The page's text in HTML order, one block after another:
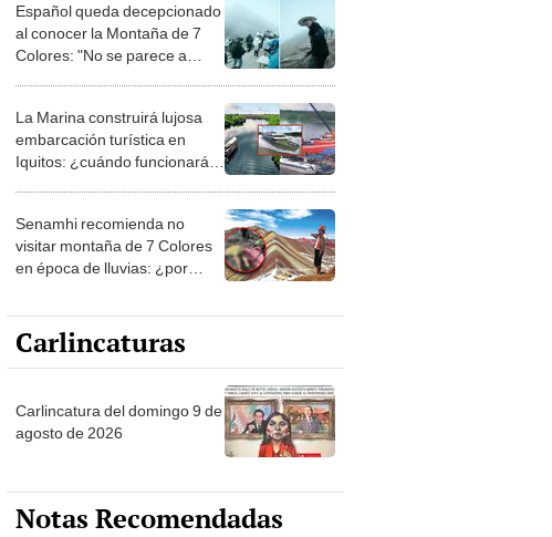
Español queda decepcionado
al conocer la Montaña de 7
Colores: "No se parece a
La Marina construirá lujosa
embarcación turística en
Iquitos: ¿cuándo funcionará y
Senamhi recomienda no
visitar montaña de 7 Colores
en época de lluvias: ¿por
Carlincaturas
Carlincatura del domingo 9 de
agosto de 2026
Notas Recomendadas